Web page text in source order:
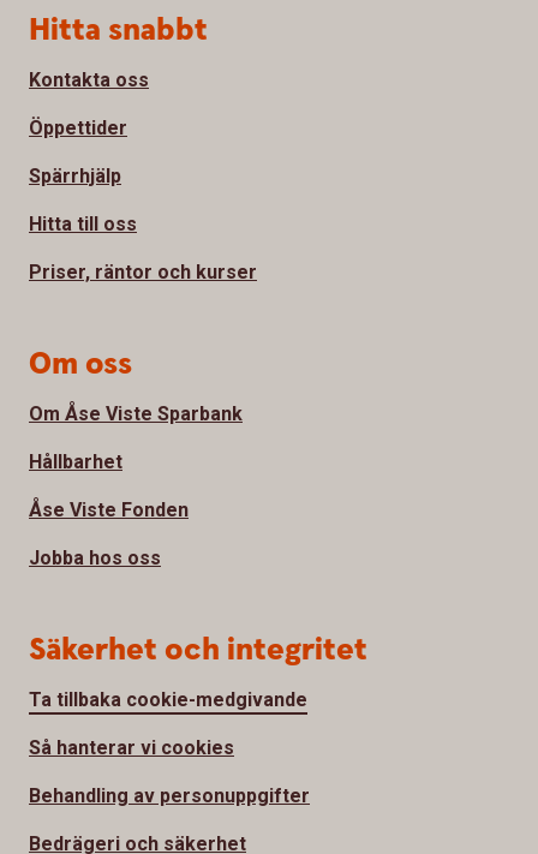
Sidfot
Hitta snabbt
Kontakta oss
Öppettider
Spärrhjälp
Hitta till oss
Priser, räntor och kurser
Om oss
Om Åse Viste Sparbank
Hållbarhet
Åse Viste Fonden
Jobba hos oss
Säkerhet och integritet
Ta tillbaka cookie-medgivande
Så hanterar vi cookies
Behandling av personuppgifter
Bedrägeri och säkerhet